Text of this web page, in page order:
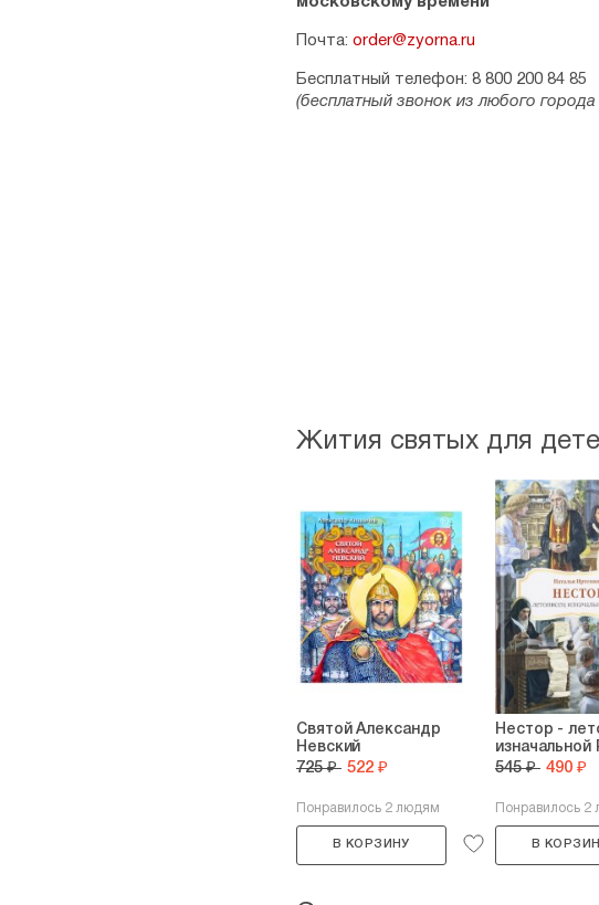
Почта: order@zyorna.ru
Бесплатный телефон: 8 800 200 84 85
(бесплатный звонок из любого города
Жития святых для
Святой Александр
Невский
725 ₽ 522 ₽
Понравилось 2 людям
В КОРЗИНУ
Нестор -
изначальной
545 ₽ 490 ₽
Понравилось 2
В